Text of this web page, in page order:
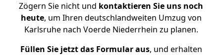
Zögern Sie nicht und kontaktieren Sie uns noch
heute, um Ihren deutschlandweiten Umzug von
Karlsruhe nach Voerde Niederrhein zu planen.
Füllen Sie jetzt das Formular aus, und erhalten